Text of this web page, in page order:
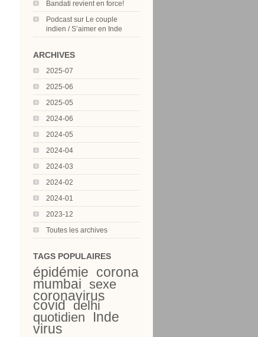
Bandati revient en force!
Podcast sur Le couple
indien / S’aimer en Inde
ARCHIVES
2025-07
2025-06
2025-05
2024-06
2024-05
2024-04
2024-03
2024-02
2024-01
2023-12
Toutes les archives
TAGS POPULAIRES
épidémie corona
mumbai sexe
coronavirus
covid delhi
quotidien
Inde
virus